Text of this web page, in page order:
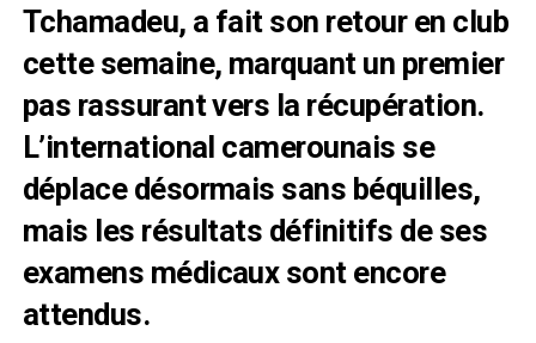
Tchamadeu, a fait son retour en club
cette semaine, marquant un premier
pas rassurant vers la récupération.
L’international camerounais se
déplace désormais sans béquilles,
mais les résultats définitifs de ses
examens médicaux sont encore
attendus.